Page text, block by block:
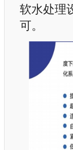
软水处理
可。